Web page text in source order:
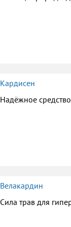
Кардисен
Надёжное
Велакардин
Сила трав для